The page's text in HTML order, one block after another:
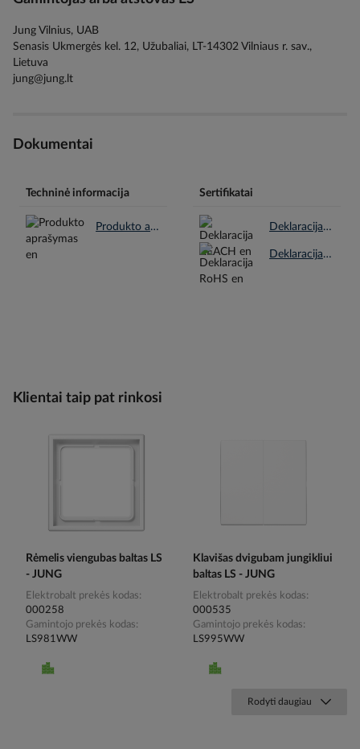
Jung Vilnius, UAB
Senasis Ukmergės kel. 12, Užubaliai, LT-14302 Vilniaus r. sav.,
Lietuva
jung@jung.lt
Dokumentai
Techninė informacija
Produkto aprašymas en.pdf
Sertifikatai
Deklaracija REACH en.pdf
Deklaracija RoHS en.pdf
Klientai taip pat rinkosi
Rėmelis viengubas baltas LS
- JUNG
Elektrobalt prekės kodas
000258
Gamintojo prekės kodas
LS981WW
Klavišas dvigubam jungikliui
baltas LS - JUNG
Elektrobalt prekės kodas
000535
Gamintojo prekės kodas
LS995WW
Rodyti daugiau